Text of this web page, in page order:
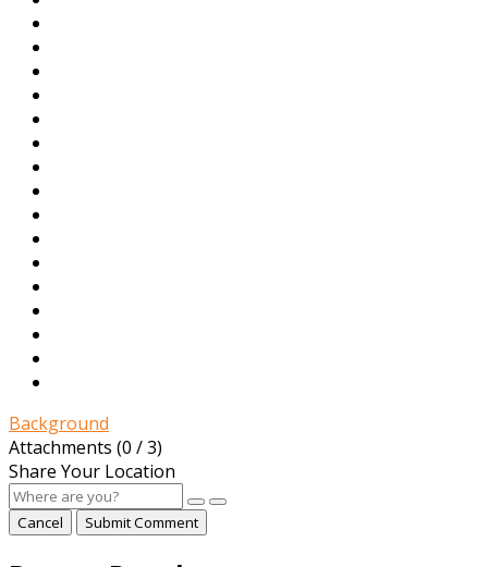
Background
Attachments (0 / 3)
Share Your Location
Cancel Submit Comment